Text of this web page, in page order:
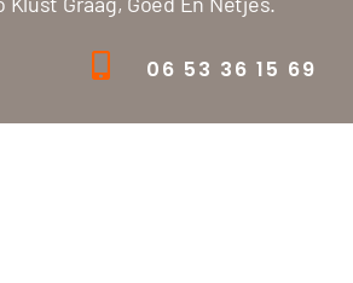
06 53 36 15 69